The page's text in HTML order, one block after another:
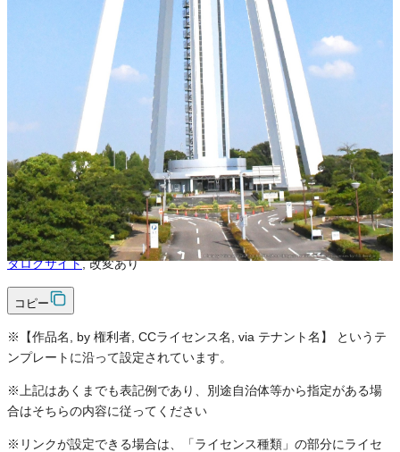
条件付き
クレジット表記例
ツインアーチ１３８ CC BY-NC-SA 4.0, via
一宮市 写真カ
タログサイト
コピー
＜改変した場合＞クレジット表記例
出典：“ツインアーチ１３８”,CC BY-NC-SA 4.0, via一宮市 写真カ
タログサイト, 改変あり
コピー
※【作品名, by 権利者, CCライセンス名, via テナント名】 というテ
ンプレートに沿って設定されています。
※上記はあくまでも表記例であり、別途自治体等から指定がある場
合はそちらの内容に従ってください
※リンクが設定できる場合は、「ライセンス種類」の部分にライセ